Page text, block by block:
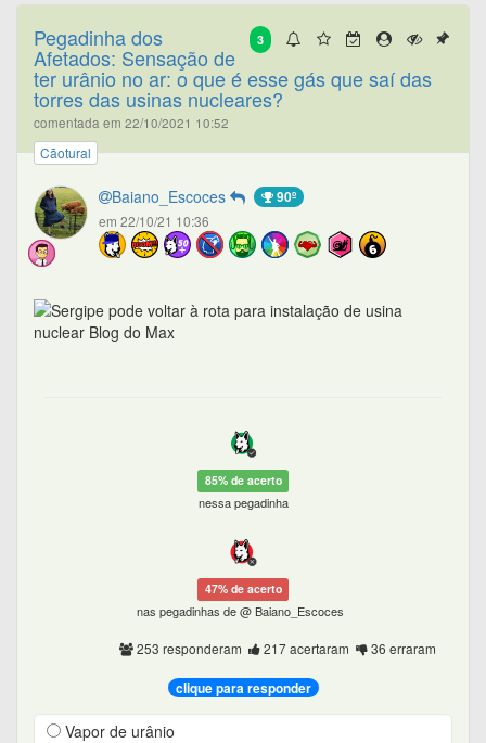
3
Pegadinha dos
Afetados: Sensação de
ter urânio no ar: o que é esse gás que saí das
torres das usinas nucleares?
comentada em 22/10/2021 10:52
Cãotural
Baiano_Escoces 90º
em 22/10/21 10:36
85% de acerto
nessa pegadinha
47% de acerto
nas pegadinhas de @ Baiano_Escoces
253 responderam 217 acertaram 36 erraram
clique para responder
Vapor de urânio